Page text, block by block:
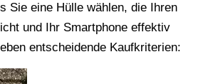
Sie eine Hülle wählen, die Ihren
und Ihr Smartphone effektiv
entscheidende Kaufkriterien: